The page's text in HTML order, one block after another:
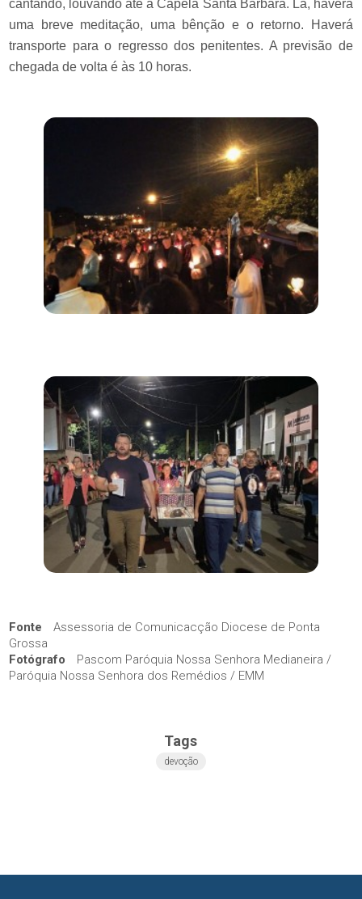
cantando, louvando até a Capela Santa Bárbara. Lá, haverá
uma breve meditação, uma bênção e o retorno. Haverá
transporte para o regresso dos penitentes. A previsão de
chegada de volta é às 10 horas.
Fonte
Assessoria de Comunicacção Diocese de Ponta
Grossa
Fotógrafo
Pascom Paróquia Nossa Senhora Medianeira /
Paróquia Nossa Senhora dos Remédios / EMM
Tags
devoção